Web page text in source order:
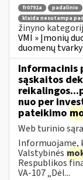
fr0791a padalinio
klaida nesutampa
žinyno
VMI » Įmonių
duomenų
Informacinis
sąskaitos
nuo per
pateikimo
Web turinio
Informuojame,
Valstybinės
Respublikos
VA-107 „Dėl...